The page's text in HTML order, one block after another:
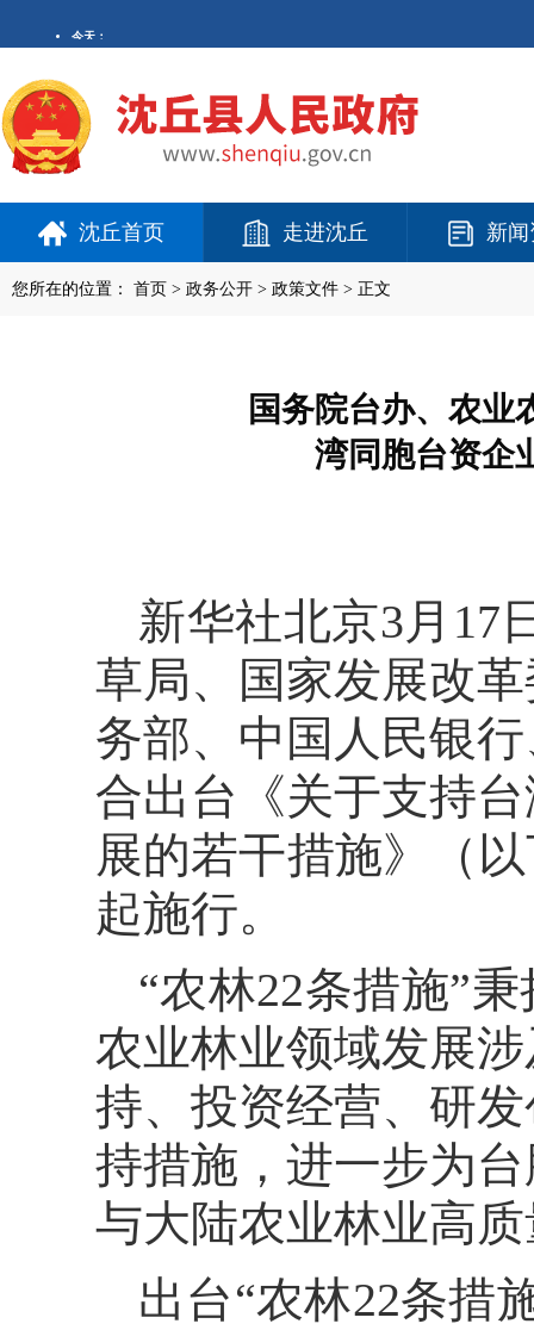
沈丘首页 走进沈丘 新
您所在的位置： 首页 > 政务公开 > 政策文件 > 正文
国务院台办、农业
湾同胞台资企
新华社北京3月17
草局、国家发展改
务部、中国人民银
合出台《关于支持
展的若干措施》（
起施行。
“农林22条措施”
农业林业领域发展
持、投资经营、研
持措施，进一步为
与大陆农业林业高
出台“农林22条措